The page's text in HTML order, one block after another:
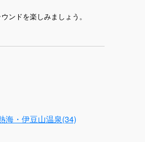
ンドを楽しみましょう。
海・伊豆山温泉(34)